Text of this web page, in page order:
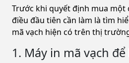
Trước khi quyết định mua một
điều đầu tiên cần làm là tìm
mã vạch hiện có trên thị
1. Máy in mã vạch để